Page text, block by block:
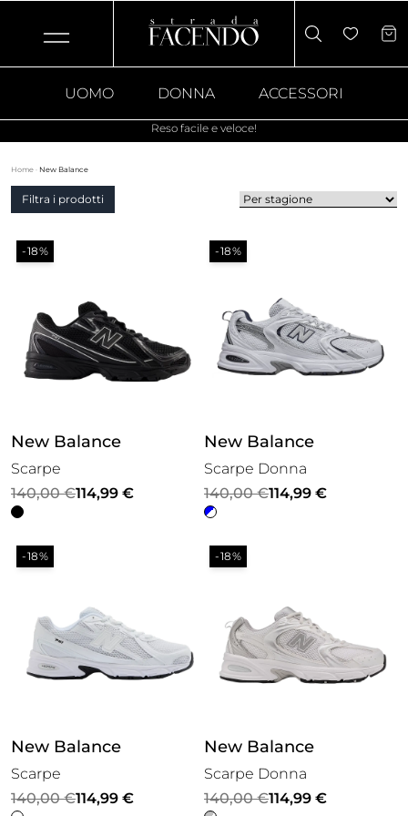
UOMO DONNA ACCESSORI
Reso facile e veloce!
Home · New Balance
Filtra i prodotti
-18%
New Balance
Scarpe
140,00€
Il
prezzo
originale
era:
114,99 €
Il
prezzo
attuale
è:
-18%
New Balance
Scarpe Donna
140,00€
Il
prezzo
originale
era:
114,99 €
Il
prezzo
attuale
è:
-18%
New Balance
Scarpe
140,00€
Il
114,99 €
Il
-18%
New Balance
Scarpe Donna
140,00€
Il
114,99 €
Il